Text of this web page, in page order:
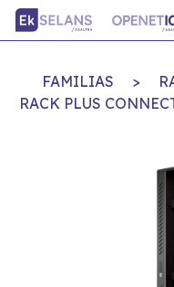
FAMILIAS >
RACK PLUS